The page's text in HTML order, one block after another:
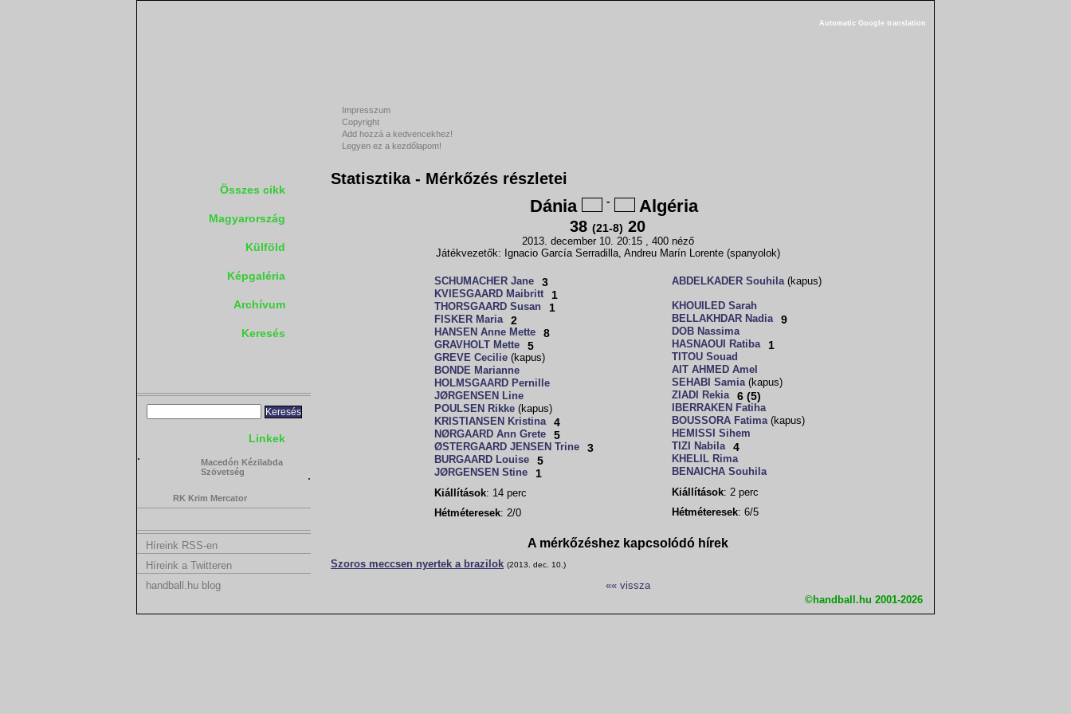
Összes cikk
Magyarország
Külföld
Képgaléria
Archívum
Keresés
Linkek
Macedón Kézilabda
Szövetség
RK Krim Mercator
Híreink RSS-en
Híreink a Twitteren
handball.hu blog
Automatic Google translation
Impresszum
Copyright
Add hozzá a kedvencekhez!
Legyen ez a kezdőlapom!
Statisztika - Mérkőzés részletei
Dánia - Algéria
38 (21-8) 20
2013. december 10. 20:15 , 400 néző
Játékvezetők: Ignacio García Serradilla, Andreu Marín Lorente (spanyolok)
SCHUMACHER Jane 3
KVIESGAARD Maibritt 1
THORSGAARD Susan 1
FISKER Maria 2
HANSEN Anne Mette 8
GRAVHOLT Mette 5
GREVE Cecilie (kapus)
BONDE Marianne
HOLMSGAARD Pernille
JØRGENSEN Line
POULSEN Rikke (kapus)
KRISTIANSEN Kristina
4
NØRGAARD Ann Grete 5
ØSTERGAARD JENSEN Trine 3
BURGAARD Louise 5
JØRGENSEN Stine 1
Kiállítások: 14 perc
Hétméteresek: 2/0
ABDELKADER Souhila(kapus)
KHOUILED Sarah
BELLAKHDAR Nadia
9
DOB Nassima
HASNAOUI Ratiba
1
TITOU Souad
AIT AHMED Amel
SEHABI Samia(kapus)
ZIADI Rekia
6 (5)
IBERRAKEN Fatiha
BOUSSORA Fatima(kapus)
HEMISSI Sihem
TIZI Nabila
4
KHELIL Rima
BENAICHA Souhila
Kiállítások: 2 perc
Hétméteresek: 6/5
A mérkőzéshez kapcsolódó hírek
Szoros meccsen nyertek a brazilok (2013. dec. 10.)
«« vissza
©handball.hu 2001-2026